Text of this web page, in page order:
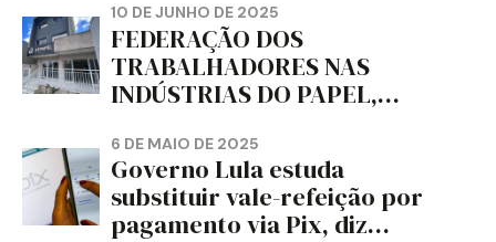
MUNDO, DIZ FITCH
10 DE JUNHO DE 2025
FEDERAÇÃO DOS
TRABALHADORES NAS
INDÚSTRIAS DO PAPEL,
CORTIÇA E ARTEFATOS DE
PAPEL DO ESTADO DO
PARANÁ – FETRAPEL-PR
6 DE MAIO DE 2025
Governo Lula estuda
substituir vale-refeição por
pagamento via Pix, diz